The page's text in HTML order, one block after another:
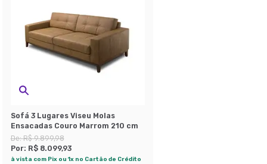
Sofá 3 Lugares Viseu Molas
Ensacadas Couro Marrom 210 cm
De:R$ 9.899,98
Por: R$ 8.099,93
à vista com Pix ou 1x no Cartão de Crédito